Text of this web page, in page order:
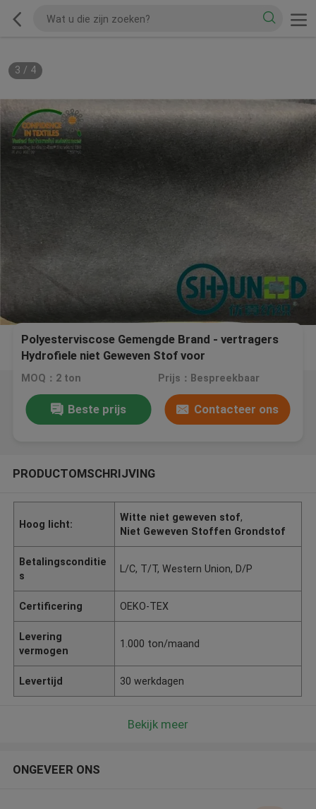
3 / 4
Polyesterviscose Gemengde Brand - vertragers
Hydrofiele niet Geweven Stof voor
Gezichtsmasker
MOQ：2 ton Prijs：Bespreekbaar
Beste prijs Contacteer ons
PRODUCTOMSCHRIJVING
Hoog licht:
Witte niet geweven stof,
Niet Geweven Stoffen Grondstof
Betalingsconditie
s
L/C, T/T, Western Union, D/P
Certificering OEKO-TEX
Levering
vermogen
1.000 ton/maand
Levertijd 30 werkdagen
Bekijk meer
ONGEVEER ONS